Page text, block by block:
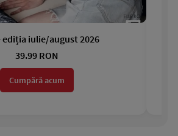
ediția iulie/august 2026
39.99 RON
Cumpără acum